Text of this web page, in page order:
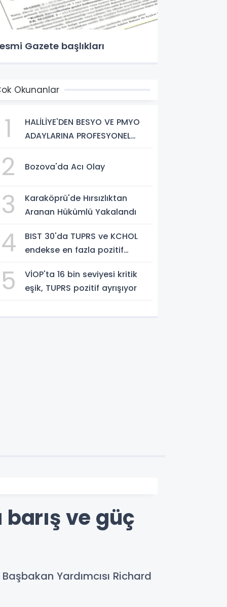
Gazete başlıkları
Okunanlar
1
HALİLİYE'DEN BESYO VE PMYO
ADAYLARINA PROFESYONEL
2 Bozova'da Acı Olay
3
Karaköprü'de Hırsızlıktan
Aranan Hükümlü Yakalandı
4
BIST 30'da TUPRS ve KCHOL
endekse en fazla pozitif
5
VİOP'ta 16 bin seviyesi kritik
eşik, TUPRS pozitif ayrışıyor
ve güç
Yardımcısı Richard